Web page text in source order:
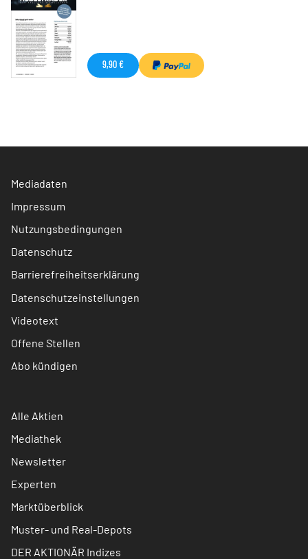
9,90 €
Mediadaten
Impressum
Nutzungsbedingungen
Datenschutz
Barrierefreiheitserklärung
Datenschutzeinstellungen
Videotext
Offene Stellen
Abo kündigen
Alle Aktien
Mediathek
Newsletter
Experten
Marktüberblick
Muster- und Real-Depots
DER AKTIONÄR Indizes